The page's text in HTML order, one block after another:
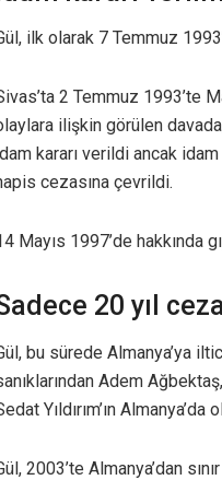
ilk olarak 7 Temmuz
2 Temmuz 1993’te
ilişkin görülen
kararı verildi ancak idam
cezasına çevrildi.
Mayıs 1997’de hakkında
20 yıl
bu sürede Almanya’ya
Adem
Yıldırım’ın
2003’te Almanya’dan